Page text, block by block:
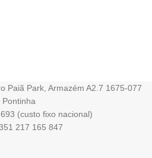
Paiã Park, Armazém A2.7 1675-077
Pontinha
(custo fixo nacional)
217 165 847